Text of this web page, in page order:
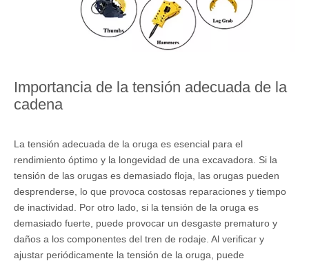
Importancia de la tensión adecuada de la
cadena
La tensión adecuada de la oruga es esencial para el
rendimiento óptimo y la longevidad de una excavadora. Si la
tensión de las orugas es demasiado floja, las orugas pueden
desprenderse, lo que provoca costosas reparaciones y tiempo
de inactividad. Por otro lado, si la tensión de la oruga es
demasiado fuerte, puede provocar un desgaste prematuro y
daños a los componentes del tren de rodaje. Al verificar y
ajustar periódicamente la tensión de la oruga, puede